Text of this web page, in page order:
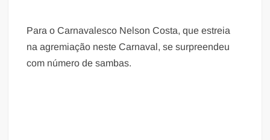
Para o Carnavalesco Nelson Costa, que estreia
na agremiação neste Carnaval, se surpreendeu
com número de sambas.